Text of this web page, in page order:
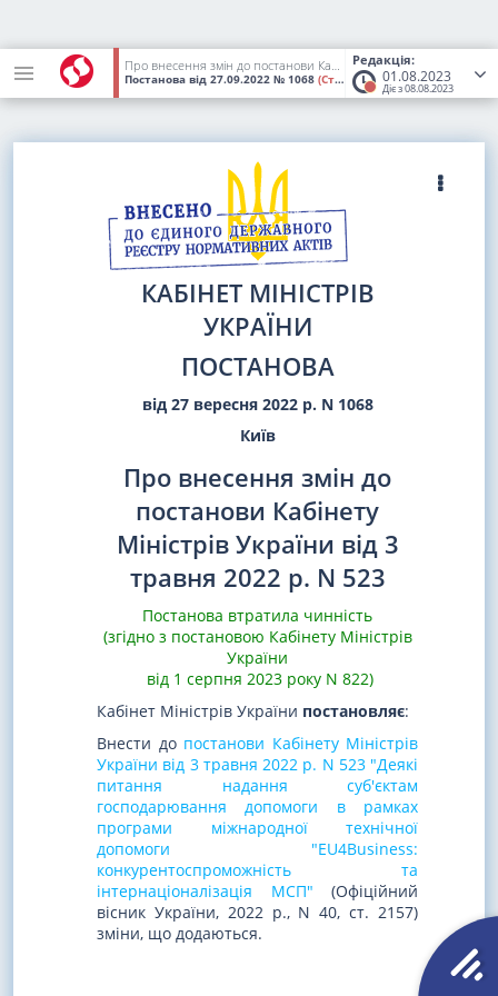
Редакція:
01.08.2023
Діє з 08.08.2023
Про внесення змін до постанови Кабінету Міністрів України від 3 травня 2022 р. N 523
Постанова від 27.09.2022 № 1068 (Статус: Втратив чинність)
КАБІНЕТ МІНІСТРІВ
УКРАЇНИ
ПОСТАНОВА
від 27 вересня 2022 р. N 1068
Київ
Про внесення змін до
постанови Кабінету
Міністрів України від 3
травня 2022 р. N 523
Постанова втратила чинність
(згідно з постановою Кабінету Міністрів
України
від 1 серпня 2023 року N 822)
Кабінет Міністрів України постановляє:
Внести до постанови Кабінету Міністрів
України від 3 травня 2022 р. N 523 "Деякі
питання надання суб'єктам
господарювання допомоги в рамках
програми міжнародної технічної
допомоги "EU4Business:
конкурентоспроможність та
інтернаціоналізація МСП" (Офіційний
вісник України, 2022 р., N 40, ст. 2157)
зміни, що додаються.